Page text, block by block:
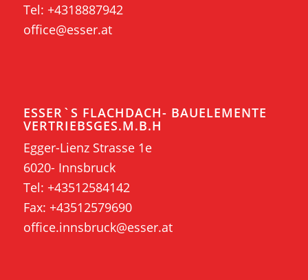
Tel: +4318887942
office@esser.at
ESSER`S FLACHDACH- BAUELEMENTE
VERTRIEBSGES.M.B.H
Egger-Lienz Strasse 1e
6020- Innsbruck
Tel: +43512584142
Fax: +43512579690
office.innsbruck@esser.at